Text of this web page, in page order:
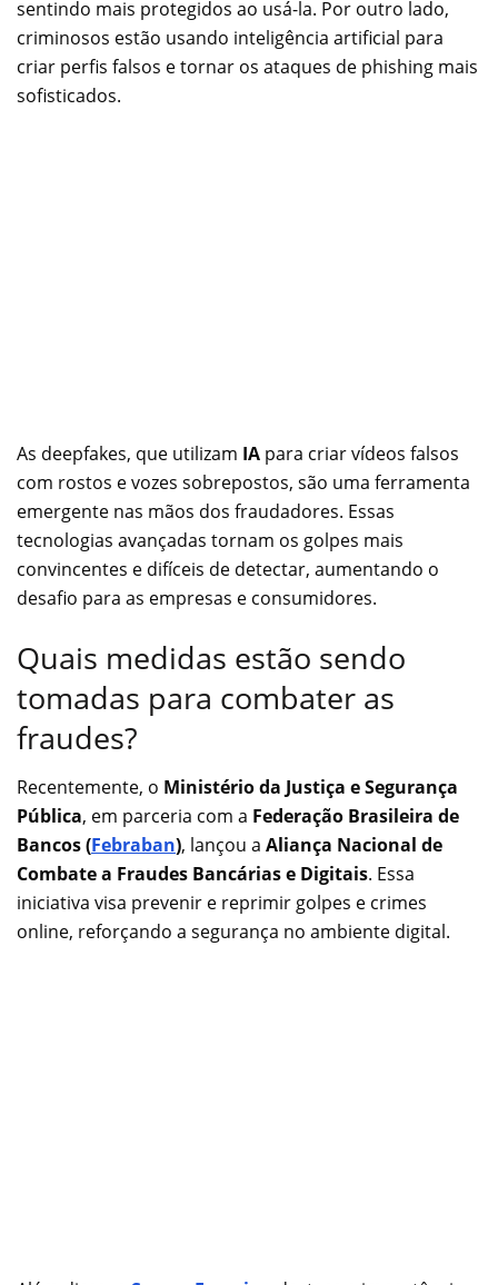
sentindo mais protegidos ao usá-la. Por outro lado,
criminosos estão usando inteligência artificial para
criar perfis falsos e tornar os ataques de phishing mais
sofisticados.
As deepfakes, que utilizam IA para criar vídeos falsos
com rostos e vozes sobrepostos, são uma ferramenta
emergente nas mãos dos fraudadores. Essas
tecnologias avançadas tornam os golpes mais
convincentes e difíceis de detectar, aumentando o
desafio para as empresas e consumidores.
Quais medidas estão sendo
tomadas para combater as
fraudes?
Recentemente, o Ministério da Justiça e Segurança
Pública, em parceria com a Federação Brasileira de
Bancos (Febraban), lançou a Aliança Nacional de
Combate a Fraudes Bancárias e Digitais. Essa
iniciativa visa prevenir e reprimir golpes e crimes
online, reforçando a segurança no ambiente digital.